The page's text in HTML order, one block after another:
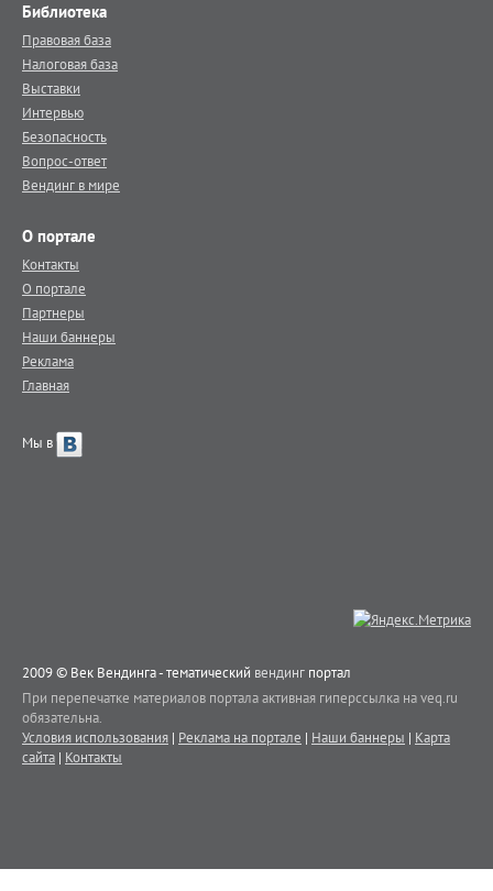
Библиотека
Правовая база
Налоговая база
Выставки
Интервью
Безопасность
Вопрос-ответ
Вендинг в мире
О портале
Контакты
О портале
Партнеры
Наши баннеры
Реклама
Главная
Мы в
2009 © Век Вендинга - тематический вендинг портал
При перепечатке материалов портала активная гиперссылка на veq.ru
обязательна.
Условия использования | Реклама на портале | Наши баннеры | Карта
сайта | Контакты